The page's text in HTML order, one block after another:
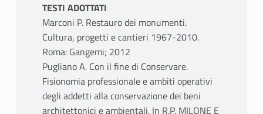
TESTI ADOTTATI
Marconi P. Restauro dei monumenti.
Cultura, progetti e cantieri 1967-2010.
Roma: Gangemi; 2012
Pugliano A. Con il fine di Conservare.
Fisionomia professionale e ambiti operativi
degli addetti alla conservazione dei beni
architettonici e ambientali. In R.P. MILONE E